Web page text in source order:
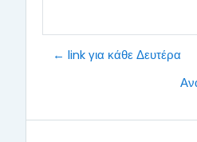
← link για κάθε Δευτέρα